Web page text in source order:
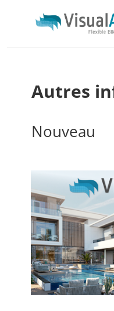
Autres
Nouveau